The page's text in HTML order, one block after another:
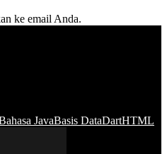
ke email Anda.
JavaBasis DataDartHTML